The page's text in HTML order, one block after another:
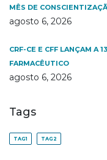
MÊS DE
agosto 6, 2026
CRF-CE E CFF LANÇAM A
FARMACÊUTICO
agosto 6, 2026
Tags
TAG1 TAG2